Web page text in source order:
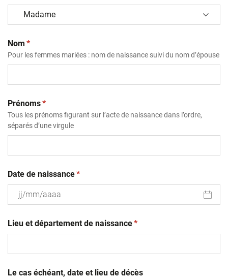
Nom (obligatoire)
*
Pour les femmes mariées : nom de naissance suivi du nom d’épouse
Prénoms(obligatoire)
*
Tous les prénoms figurant sur l’acte de naissance dans l’ordre,
séparés d’une virgule
Date de naissance(obligatoire)
*
slash
MM
Lieu et département de naissance(obligatoire)
*
Le cas échéant, date et lieu de décès